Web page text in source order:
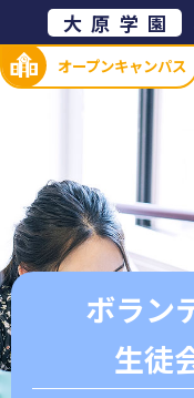
大原学園
オープンキャンパス
ボラン
生徒